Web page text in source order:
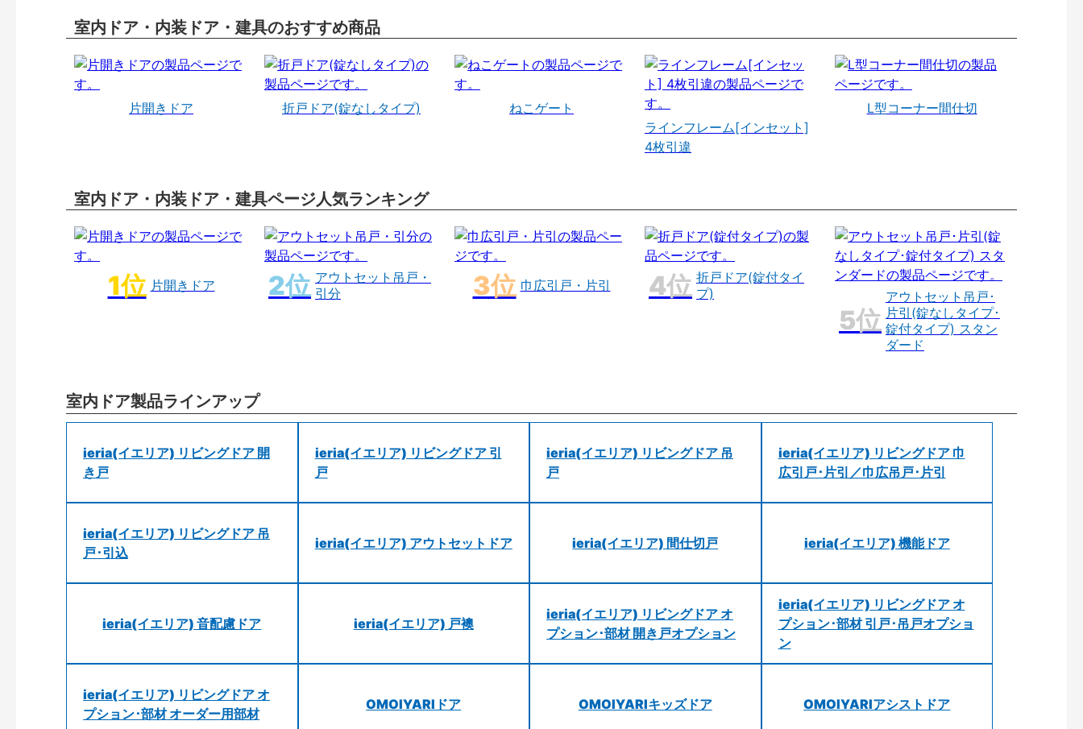
室内ドア・内装ドア・建具のおすすめ商品
片開きドア 折戸ドア(錠なしタイプ)
ねこゲート
ラインフレーム[インセット]
4枚引違
L型コーナー間仕切
室内ドア・内装ドア・建具ページ人気ランキング
片開きドア
アウトセット吊戸・
引分
巾広引戸・片引
折戸ドア(錠付タイ
プ)
アウトセット吊戸･
片引(錠なしタイプ･
錠付タイプ) スタン
ダード
室内ドア製品ラインアップ
ieria(イエリア) リビングドア 開
き戸
ieria(イエリア) リビングドア 引
戸
ieria(イエリア) リビングドア 吊
戸
ieria(イエリア) リビングドア 巾
広引戸･片引／巾広吊戸･片引
ieria(イエリア) リビングドア 吊
戸･引込
ieria(イエリア) アウトセットドア ieria(イエリア) 間仕切戸 ieria(イエリア) 機能ドア
ieria(イエリア) 音配慮ドア ieria(イエリア) 戸襖
ieria(イエリア) リビングドア オ
プション･部材 開き戸オプション
ieria(イエリア) リビングドア オ
プション･部材 引戸･吊戸オプショ
ン
ieria(イエリア) リビングドア オ
プション･部材 オーダー用部材
OMOIYARIドア OMOIYARIキッズドア OMOIYARIアシストドア